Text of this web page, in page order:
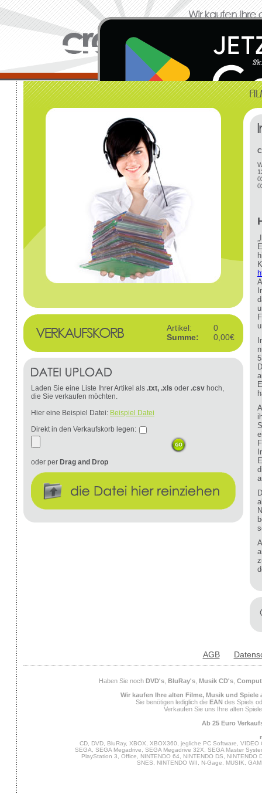
Artikel:
0
Summe:
0,00€
Laden Sie eine Liste Ihrer Artikel als .txt, .xls oder .csv hoch,
die Sie verkaufen möchten.
Hier eine Beispiel Datei: Beispiel Datei
Direkt in den Verkaufskorb legen:
oder per Drag and Drop
AGB
Haben Sie noch DVD's, BluRay's, Musik CD's,
Wir kaufen Ihre alten Filme, Musik und Spiele
Sie benötigen lediglich die EAN des Spiels
Verkaufen Sie uns Ihre alten
Ab 25 Euro
CD, DVD, BluRay, XBOX, XBOX360, jegliche PC Software,
SEGA, SEGA Megadrive, SEGA Megadrive 32X, SEGA Master
PlayStation 3, Office, NINTENDO 64, NINTENDO DS,
SNES, NINTENDO WII, N-Gage, MUSIK,